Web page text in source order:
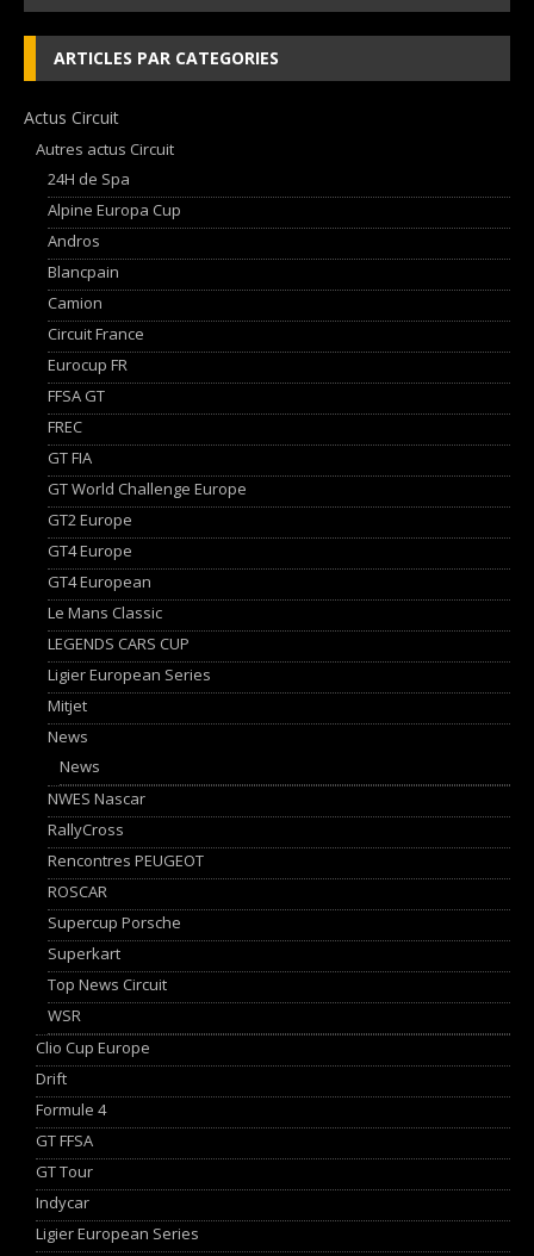
ARTICLES PAR CATEGORIES
Actus Circuit
Autres actus Circuit
24H de Spa
Alpine Europa Cup
Andros
Blancpain
Camion
Circuit France
Eurocup FR
FFSA GT
FREC
GT FIA
GT World Challenge Europe
GT2 Europe
GT4 Europe
GT4 European
Le Mans Classic
LEGENDS CARS CUP
Ligier European Series
Mitjet
News
News
NWES Nascar
RallyCross
Rencontres PEUGEOT
ROSCAR
Supercup Porsche
Superkart
Top News Circuit
WSR
Clio Cup Europe
Drift
Formule 4
GT FFSA
GT Tour
Indycar
Ligier European Series